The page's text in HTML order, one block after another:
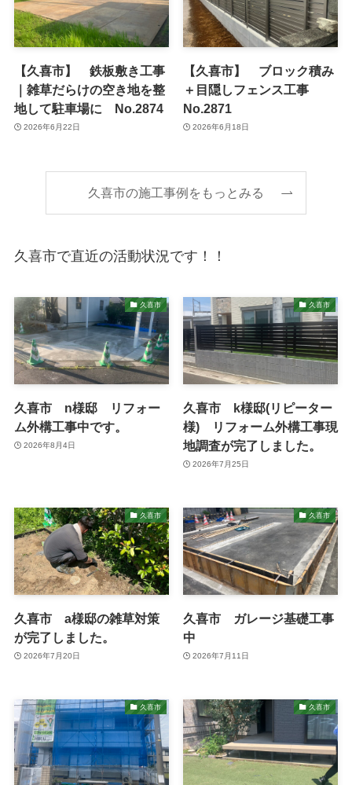
【久喜市】 鉄板敷き工事
｜雑草だらけの空き地を整
地して駐車場に No.2874
2026年6月22日
【久喜市】 ブロック積み
＋目隠しフェンス工事
No.2871
2026年6月18日
久喜市の施工事例をもっとみる
久喜市で直近の活動状況です！！
久喜市
久喜市 n様邸 リフォー
ム外構工事中です。
2026年8月4日
久喜市
久喜市 k様邸(リピーター
様) リフォーム外構工事現
地調査が完了しました。
2026年7月25日
久喜市
久喜市 a様邸の雑草対策
が完了しました。
2026年7月20日
久喜市
久喜市 ガレージ基礎工事
中
2026年7月11日
久喜市 久喜市